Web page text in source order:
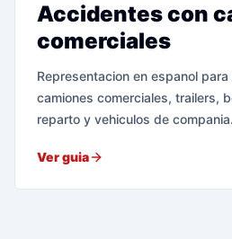
Accidentes con
comerciales
Representacion en espanol
camiones comerciales, trailers,
reparto y vehiculos de compania.
Ver guia